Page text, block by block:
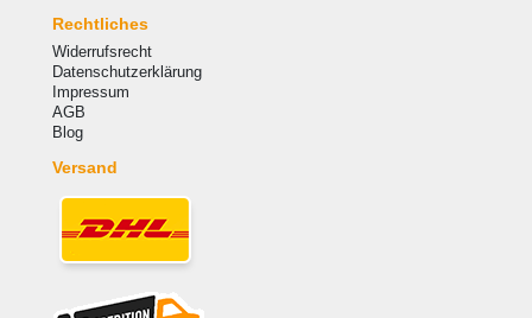
Rechtliches
Widerrufsrecht
Datenschutzerklärung
Impressum
AGB
Blog
Versand